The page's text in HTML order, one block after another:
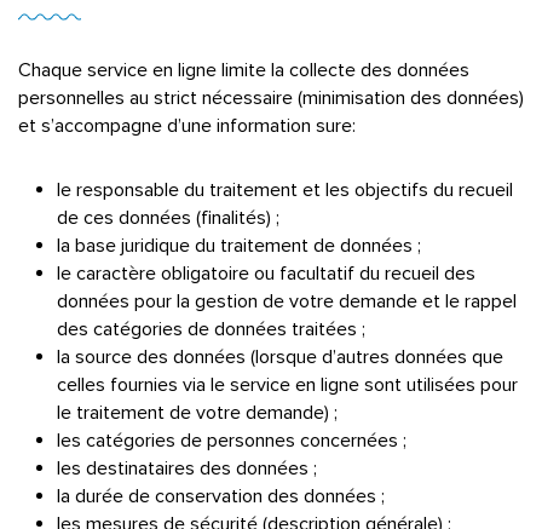
Chaque service en ligne limite la collecte des données
personnelles au strict nécessaire (minimisation des données)
et s’accompagne d’une information sure:
le responsable du traitement et les objectifs du recueil
de ces données (finalités) ;
la base juridique du traitement de données ;
le caractère obligatoire ou facultatif du recueil des
données pour la gestion de votre demande et le rappel
des catégories de données traitées ;
la source des données (lorsque d’autres données que
celles fournies via le service en ligne sont utilisées pour
le traitement de votre demande) ;
les catégories de personnes concernées ;
les destinataires des données ;
la durée de conservation des données ;
les mesures de sécurité (description générale) ;